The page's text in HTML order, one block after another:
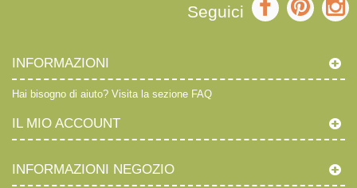
Seguici
INFORMAZIONI
Hai bisogno di aiuto? Visita la sezione FAQ
IL MIO ACCOUNT
INFORMAZIONI NEGOZIO